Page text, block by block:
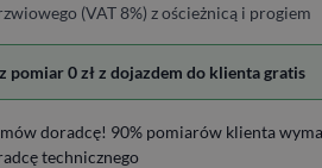
(VAT 8%) z ościeżnicą i progiem
pomiar 0 zł z dojazdem do klienta gratis
doradcę! 90% pomiarów klienta
technicznego